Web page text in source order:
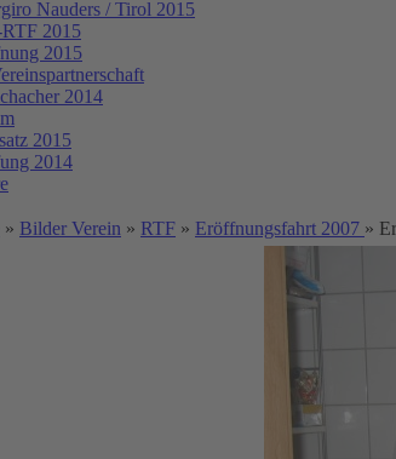
Nauders / Tirol 2015
RTF 2015
2015
2014
2015
2014
» Bilder Verein » RTF » Eröffnungsfahrt 2007 »